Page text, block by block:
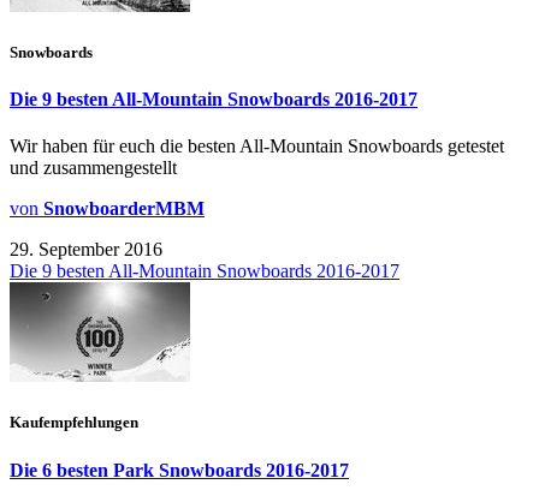
Snowboards
Die 9 besten All-Mountain Snowboards 2016-2017
Wir haben für euch die besten All-Mountain Snowboards getestet
und zusammengestellt
von SnowboarderMBM
29. September 2016
Die 9 besten All-Mountain Snowboards 2016-2017
Kaufempfehlungen
Die 6 besten Park Snowboards 2016-2017